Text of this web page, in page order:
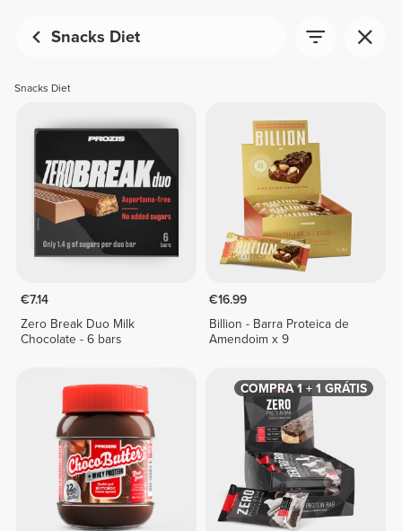
Snacks Diet
Snacks Diet
€7.14
Zero Break Duo Milk
Chocolate - 6 bars
€16.99
Billion - Barra Proteica de
Amendoim x 9
COMPRA 1 + 1 GRÁTIS